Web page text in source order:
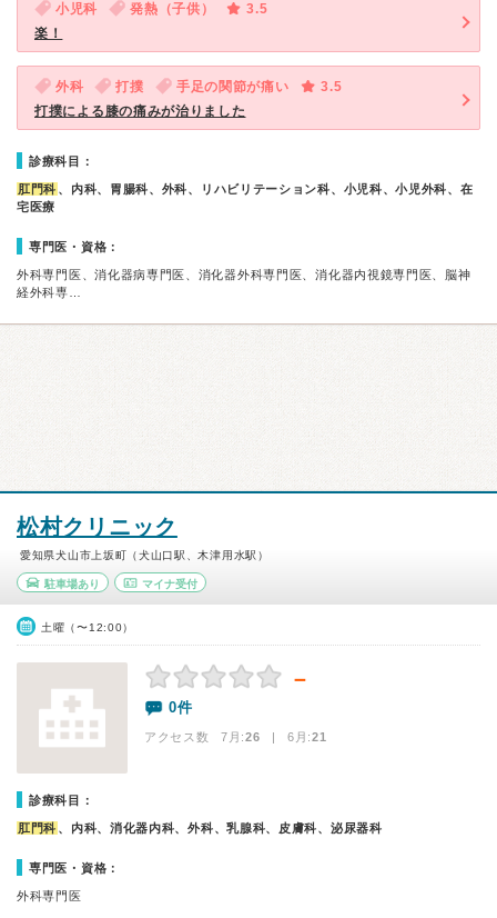
小児科 発熱（子供）
3.5
楽！
外科 打撲 手足の関節が痛い
3.5
打撲による膝の痛みが治りました
診療科目：
肛門科 、内科、胃腸科、外科、リハビリテーション科、小児科、小児外科、在
宅医療
専門医・資格：
外科専門医、消化器病専門医、消化器外科専門医、消化器内視鏡専門医、脳神
経外科専…
松村クリニック
愛知県犬山市上坂町（犬山口駅、木津用水駅）
駐車場あり マイナ受付
土曜（〜12:00）
－
0件
アクセス数 7月:26 | 6月:21
診療科目：
肛門科 、内科、消化器内科、外科、乳腺科、皮膚科、泌尿器科
専門医・資格：
外科専門医